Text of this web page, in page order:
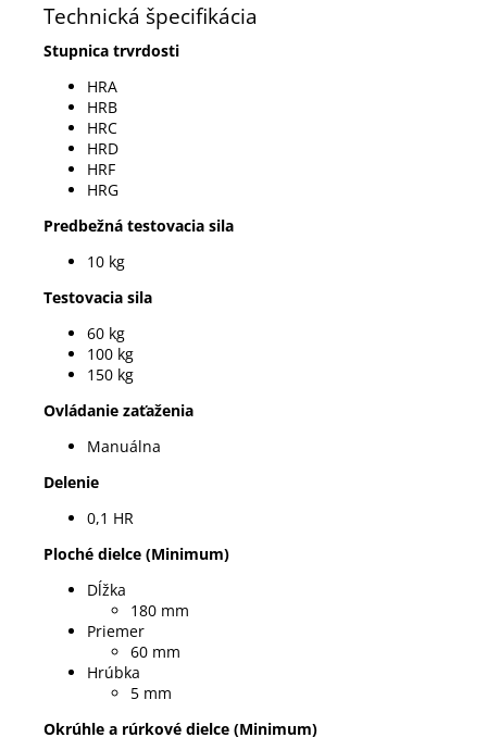
Technická špecifikácia
Stupnica trvrdosti
HRA
HRB
HRC
HRD
HRF
HRG
Predbežná testovacia sila
10 kg
Testovacia sila
60 kg
100 kg
150 kg
Ovládanie zaťaženia
Manuálna
Delenie
0,1 HR
Ploché dielce (Minimum)
Dĺžka
180 mm
Priemer
60 mm
Hrúbka
5 mm
Okrúhle a rúrkové dielce (Minimum)